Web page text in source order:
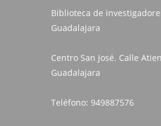
Biblioteca de
Guadalajara
Centro San José. Calle
Guadalajara
Teléfono: 949887576